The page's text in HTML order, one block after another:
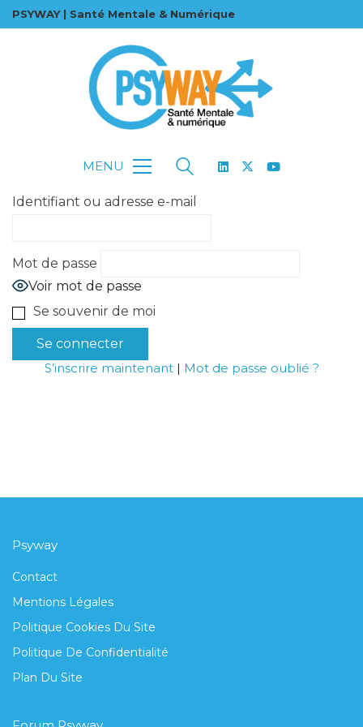
PSYWAY | Santé Mentale & Numérique
MENU
Identifiant ou adresse e-mail
Mot de passe
Voir mot de passe
Se souvenir de moi
S’inscrire maintenant| Mot de passe oublié ?
Psyway
Contact
Mentions Légales
Politique Cookies Du Site
Politique De Confidentialité
Plan Du Site